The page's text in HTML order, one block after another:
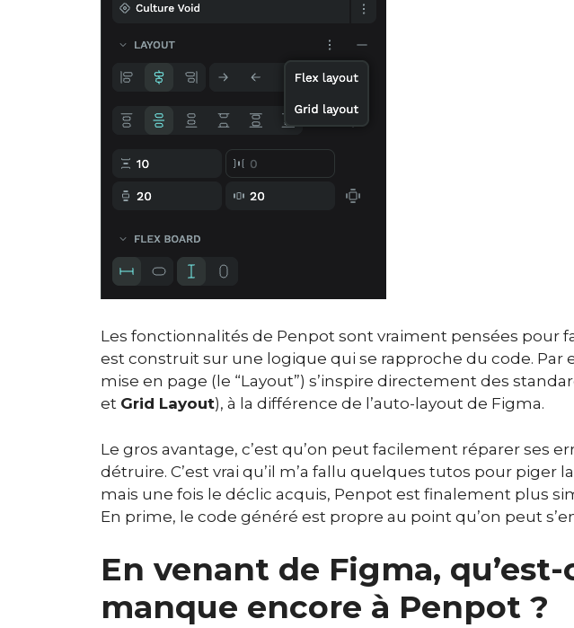
Les fonctionnalités de Penpot sont vraiment pensées pour
est construit sur une logique qui se rapproche du code. Par
mise en page (le “Layout”) s’inspire directement des
et Grid Layout), à la différence de l’auto-layout de Figma.
Le gros avantage, c’est qu’on peut facilement réparer ses
détruire. C’est vrai qu’il m’a fallu quelques tutos pour piger
mais une fois le déclic acquis, Penpot est finalement plus
En prime, le code généré est propre au point qu’on peut
En venant de Figma,
manque encore à Penpot ?